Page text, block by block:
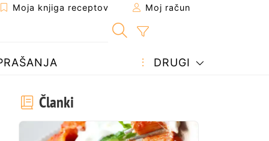
Moja knjiga receptov Moj račun
DRUGI
Članki